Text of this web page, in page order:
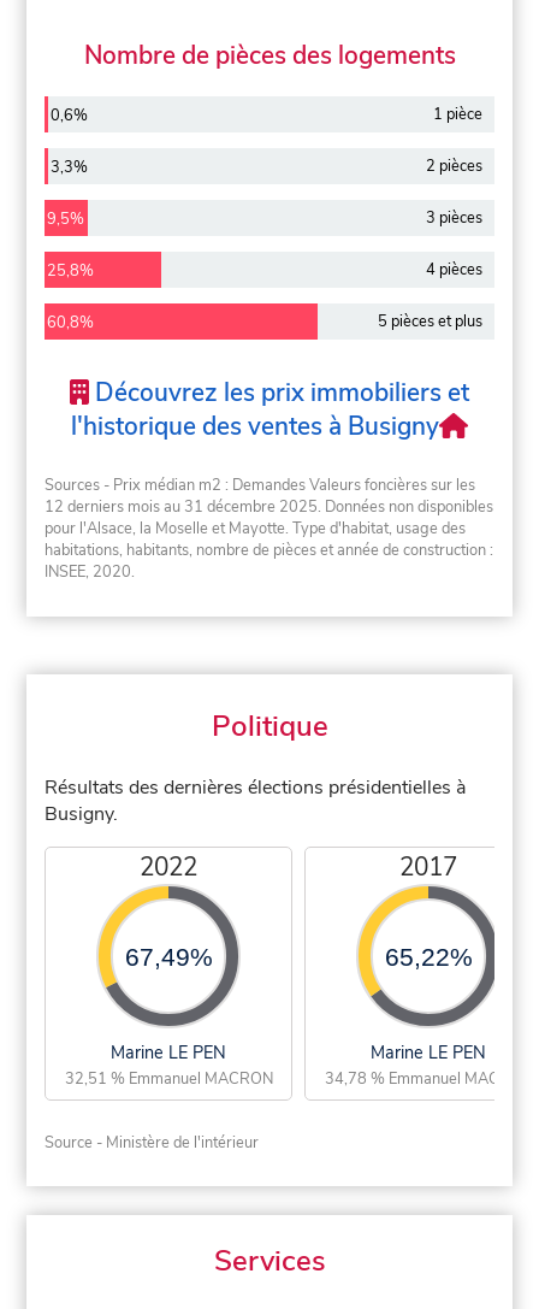
Nombre de pièces des logements
0,6% 1 pièce
3,3% 2 pièces
9,5% 3 pièces
25,8% 4 pièces
60,8% 5 pièces et plus
Découvrez les prix immobiliers et
l'historique des ventes à Busigny
Sources - Prix médian m2 : Demandes Valeurs foncières sur les
12 derniers mois au 31 décembre 2025. Données non disponibles
pour l'Alsace, la Moselle et Mayotte. Type d'habitat, usage des
habitations, habitants, nombre de pièces et année de construction :
INSEE, 2020.
Politique
Résultats des dernières élections présidentielles à
Busigny.
2022
67,49%
Marine LE PEN
32,51 % Emmanuel MACRON
2017
65,22%
Marine LE PEN
34,78 % Emmanuel MACRON
Source - Ministère de l'intérieur
Services